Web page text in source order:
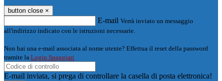
button close ×
E-mail Verrà inviato un messaggio
all'indirizzo indicato con le istruzioni necessarie.
Non hai una e-mail associata al nome utente? Effettua il reset della password
tramite la Login Spaggiari
E-mail inviata, si prega di controllare la casella di posta elettronica!